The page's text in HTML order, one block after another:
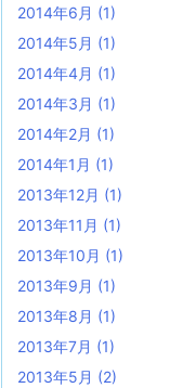
2014年6月 (1)
2014年5月 (1)
2014年4月 (1)
2014年3月 (1)
2014年2月 (1)
2014年1月 (1)
2013年12月 (1)
2013年11月 (1)
2013年10月 (1)
2013年9月 (1)
2013年8月 (1)
2013年7月 (1)
2013年5月 (2)